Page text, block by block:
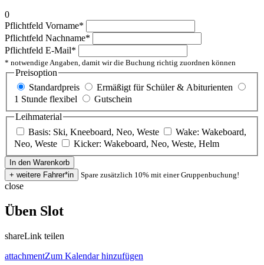
0
Pflichtfeld Vorname*
Pflichtfeld Nachname*
Pflichtfeld E-Mail*
* notwendige Angaben, damit wir die Buchung richtig zuordnen können
Preisoption
Standardpreis
Ermäßigt für Schüler & Abiturienten
1 Stunde flexibel
Gutschein
Leihmaterial
Basis: Ski, Kneeboard, Neo, Weste
Wake: Wakeboard,
Neo, Weste
Kicker: Wakeboard, Neo, Weste, Helm
Spare zusätzlich 10% mit einer Gruppenbuchung!
close
Üben Slot
shareLink teilen
attachmentZum Kalendar hinzufügen